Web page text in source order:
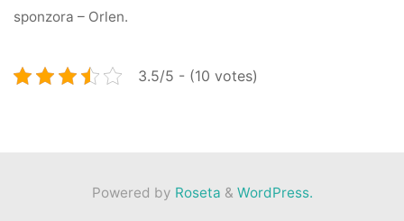
sponzora – Orlen.
3.5/5 - (10 votes)
Powered by Roseta & WordPress.